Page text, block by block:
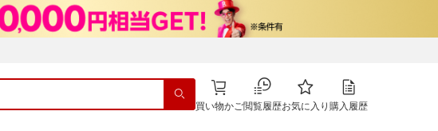
買い物かご閲覧履歴お気に入り 購入履歴